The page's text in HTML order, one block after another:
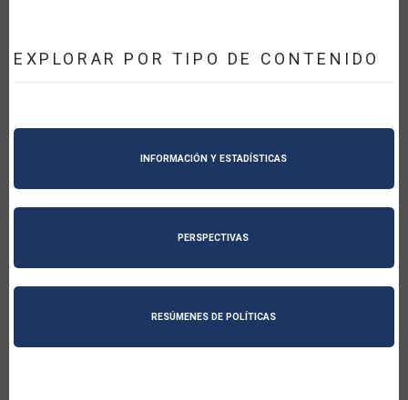
EXPLORAR POR TIPO DE CONTENIDO
INFORMACIÓN Y ESTADÍSTICAS
PERSPECTIVAS
RESÚMENES DE POLÍTICAS